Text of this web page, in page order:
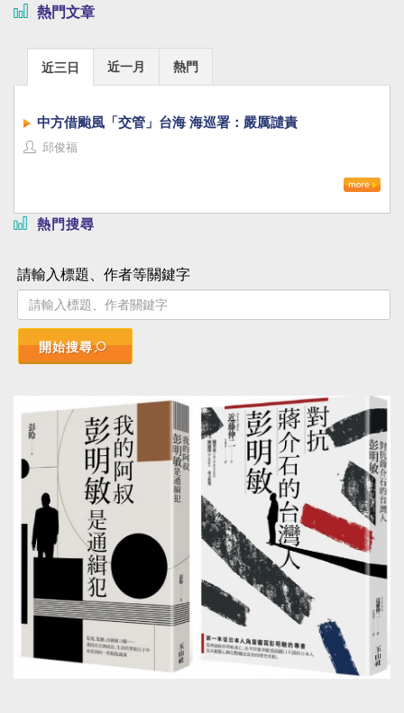
熱門文章
近三日 近一月 熱門
中方借颱風「交管」台海 海巡署：嚴厲譴責
邱俊福
熱門搜尋
請輸入標題、作者等關鍵字
開始搜尋